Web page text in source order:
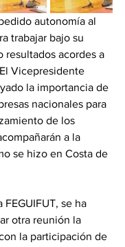
autonomía al
trabajar bajo su
resultados acordes a
Vicepresidente
la importancia de
nacionales para
de los
a la
se hizo en Costa de
se ha
otra reunión la
la participación de